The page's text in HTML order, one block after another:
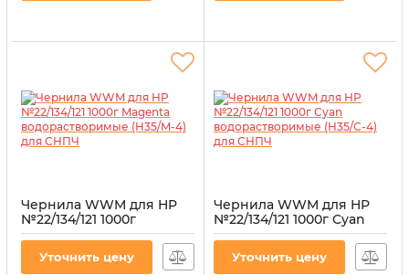
Чернила WWM для HP
№22/134/121 1000г
Magenta
(H35/M-4) для СНПЧ
Уточнить цену
Чернила WWM для HP
№22/134/121 1000г Cyan
водорастворимые
H35/C-4
Уточнить цену